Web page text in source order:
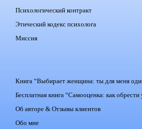
Психологический контракт
Этический кодекс психолога
Миссия
Книга “Выбирает женщина: ты для меня
Бесплатная книга “Самооценка: как обрести
Об авторе & Отзывы клиентов
Обо мне